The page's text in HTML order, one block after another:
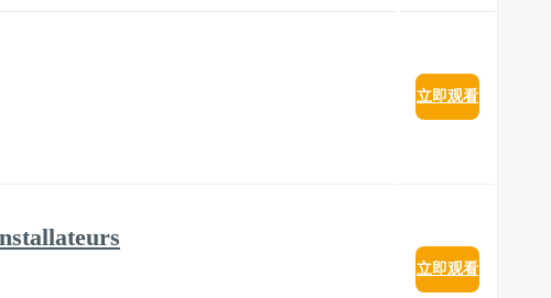
立即观看
立即观看